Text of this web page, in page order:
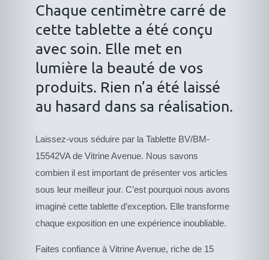
Chaque centimètre carré de
cette tablette a été conçu
avec soin. Elle met en
lumière la beauté de vos
produits. Rien n’a été laissé
au hasard dans sa réalisation.
Laissez-vous séduire par la Tablette BV/BM-
15542VA de Vitrine Avenue. Nous savons
combien il est important de présenter vos articles
sous leur meilleur jour. C’est pourquoi nous avons
imaginé cette tablette d’exception. Elle transforme
chaque exposition en une expérience inoubliable.
Faites confiance à Vitrine Avenue, riche de 15